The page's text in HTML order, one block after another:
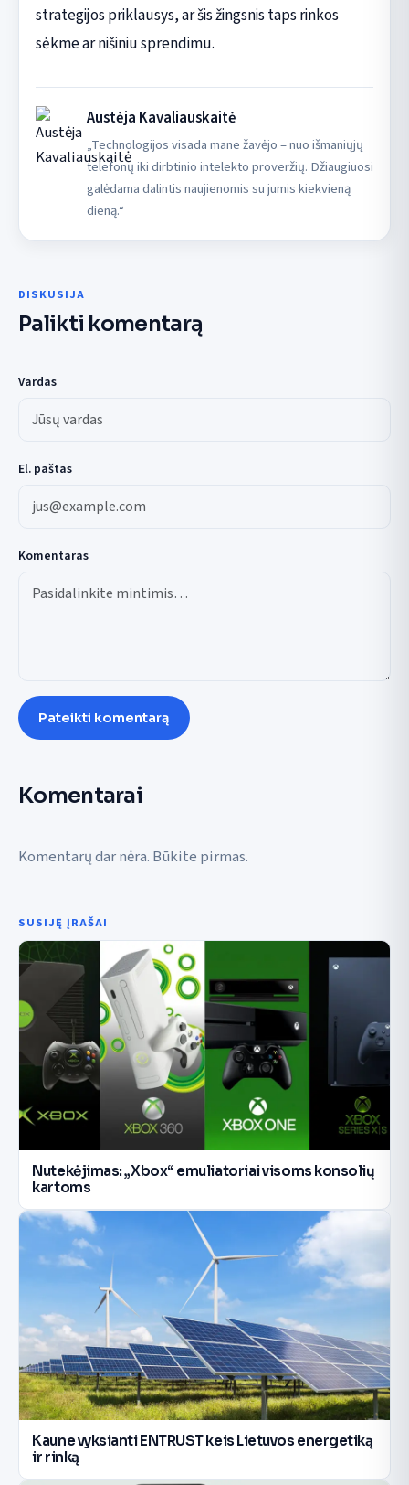
strategijos priklausys, ar šis žingsnis taps rinkos
sėkme ar nišiniu sprendimu.
Austėja Kavaliauskaitė
„Technologijos visada mane žavėjo – nuo išmaniųjų
telefonų iki dirbtinio intelekto proveržių. Džiaugiuosi
galėdama dalintis naujienomis su jumis kiekvieną
dieną.“
DISKUSIJA
Palikti komentarą
Vardas
El. paštas
Komentaras
Pateikti komentarą
Komentarai
Komentarų dar nėra. Būkite pirmas.
SUSIJĘ ĮRAŠAI
Nutekėjimas: „Xbox“ emuliatoriai visoms konsolių
kartoms
Kaune vyksianti ENTRUST keis Lietuvos energetiką
ir rinką